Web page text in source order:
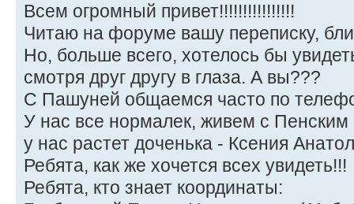
Всем огромный привет!!!!!!!!!!!!!!!!
Читаю на форуме вашу переписку,
Но, больше всего, хотелось бы
смотря друг другу в глаза. А вы???
С Пашуней общаемся часто по
У нас все нормалек, живем с Пенским
у нас растет доченька - Ксения
Ребята, как же хочется всех увидеть!!!
Ребята, кто знает координаты: